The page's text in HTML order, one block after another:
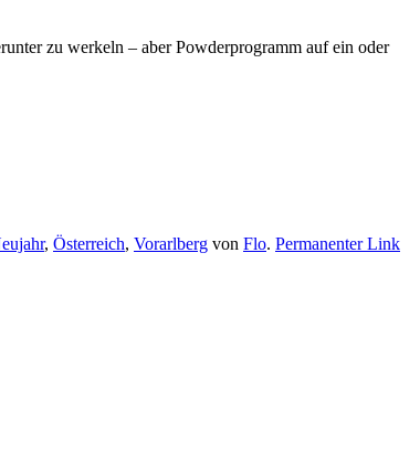
zu werkeln – aber Powderprogramm auf ein oder
, Österreich, Vorarlberg von Flo. Permanenter Link